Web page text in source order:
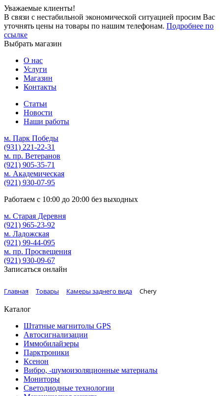
Уважаемые клиенты!
В связи с нестабильной экономической ситуацией просим Вас
уточнять цены на товары по нашим телефонам. Подробнее по
ссылке
Выбрать магазин
О нас
Услуги
Магазин
Контакты
Статьи
Новости
Наши работы
м. Парк Победы
(931) 221-22-31
м. пр. Ветеранов
(921) 905-35-71
м. Академическая
(921) 930-07-95
Работаем с 10:00 до 20:00 без выходных
м. Старая Деревня
(921) 965-23-92
м. Ладожская
(921) 99-44-095
м. пр. Просвещения
(921) 930-09-67
Записаться онлайн
Главная Товары Камеры заднего вида Chery
Каталог
Штатные магнитолы GPS
Автосигнализации
Иммобилайзеры
Парктроники
Ксенон
Вибро, -шумоизоляционные материалы
Мониторы
Светодиодные технологии